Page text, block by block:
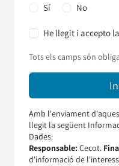
Sí
No
He llegit i accepto la
Tots els camps són
Amb l'enviament
llegit la següent
Dades:
Responsable:Cecot.
d'informació de